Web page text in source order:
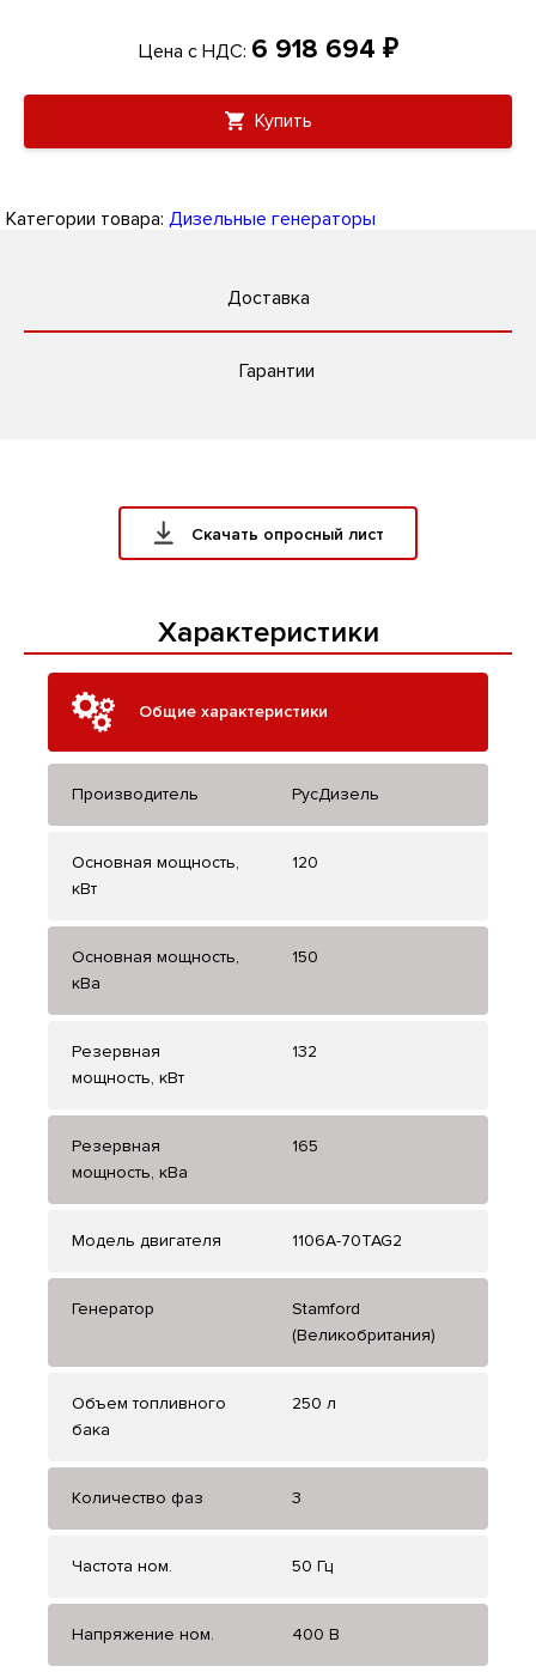
Цена с НДС: 6 918 694 ₽
Купить
Категории товара: Дизельные генераторы
Доставка
Гарантии
Скачать опросный лист
Характеристики
Общие характеристики
Производитель РусДизель
Основная мощность,
кВт
120
Основная мощность,
кВа
150
Резервная
мощность, кВт
132
Резервная
мощность, кВа
165
Модель двигателя 1106A-70TAG2
Генератор
Stamford
(Великобритания)
Объем топливного
бака
250 л
Количество фаз 3
Частота ном. 50 Гц
Напряжение ном. 400 В